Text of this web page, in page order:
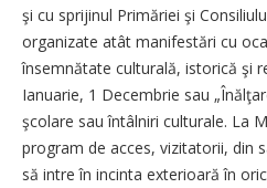
şi cu sprijinul Primăriei şi
organizate atât manifestări cu
însemnătate culturală, istorică şi
Ianuarie, 1 Decembrie sau
şcolare sau întâlniri culturale. La
program de acces, vizitatorii, din
să intre în incinta exterioară în